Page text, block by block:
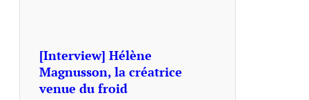
[Interview] Hélène
Magnusson, la créatrice
venue du froid